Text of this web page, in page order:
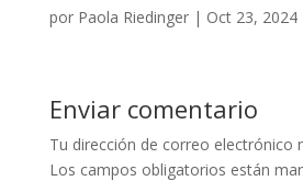
por Paola Riedinger| Oct 23, 2024
Enviar comentario
Tu dirección de correo electrónico
Los campos obligatorios están